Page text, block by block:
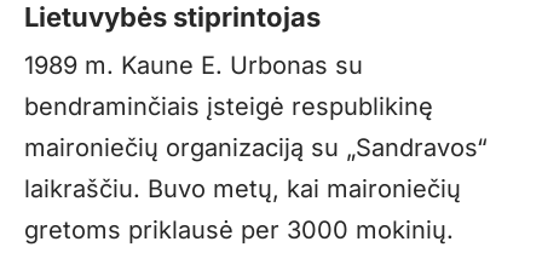
Lietuvybės stiprintojas
1989 m. Kaune E. Urbonas su
bendraminčiais įsteigė respublikinę
maironiečių organizaciją su „Sandravos“
laikraščiu. Buvo metų, kai maironiečių
gretoms priklausė per 3000 mokinių.